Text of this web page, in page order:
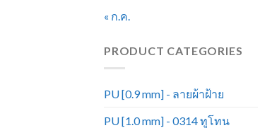
« ก.ค.
PRODUCT CATEGORIES
PU [0.9 mm] - ลายผ้าฝ้าย
PU [1.0 mm] - 0314 ทูโทน